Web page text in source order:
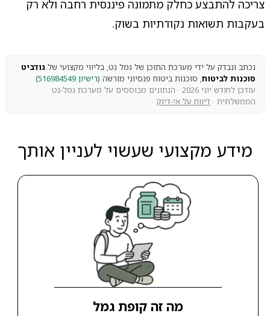
צריכה להתבצע כחלק מתמונה פיננסית רחבה ולא רק
בעקבות תשואות נקודתיות בשוק.
נכתב ונבדק על ידי מערכת התוכן של גמל נט, בליווי מקצועי של גודביט
סוכנות לביטוח, סוכנות ביטוח פנסיוני מורשה (רישיון 516984549
)
עודכן לחודש יוני 2026 · הנתונים מבוססים על מערכת גמל-נט
הממשלתית · דיווח על אי-דיוק
מידע מקצועי שעשוי לעניין אותך
מה זה קופת גמל